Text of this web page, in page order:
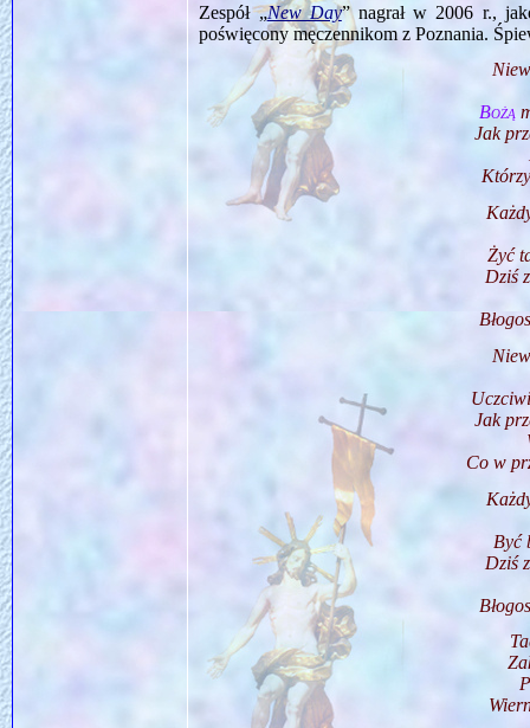
Zespół „New Day” nagrał w 2006 r.,
poświęcony męczennikom z Poznania.
Bożą
Jak
Żyć
Dziś
Jak
Co w
Być
Dziś